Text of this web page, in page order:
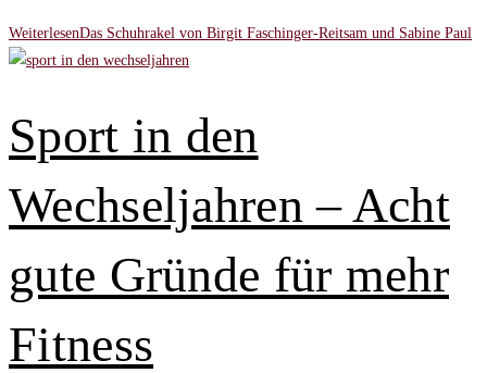
WeiterlesenDas Schuhrakel von Birgit Faschinger-Reitsam und Sabine Paul
Sport in den
Wechseljahren – Acht
gute Gründe für mehr
Fitness